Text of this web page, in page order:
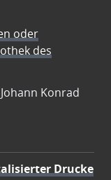
oder
des
Konrad
Drucke